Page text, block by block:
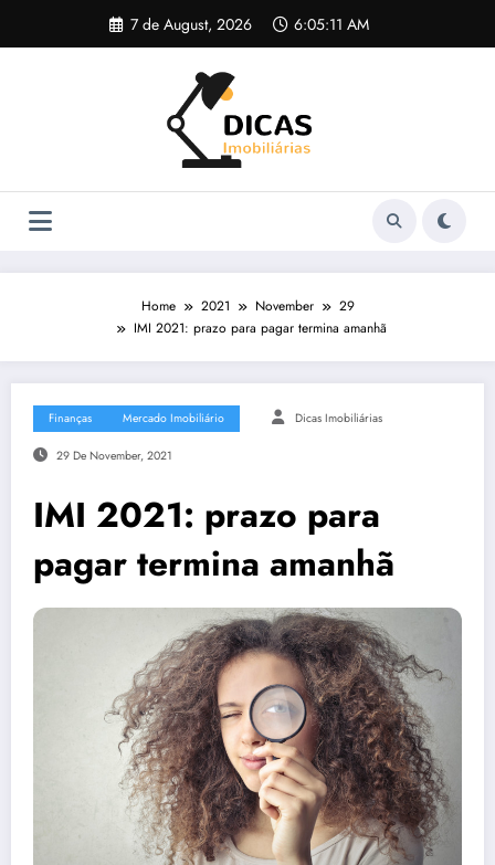
content
7 de August, 2026 6:05:12 AM
Home 2021 November
29
IMI 2021: prazo para pagar termina amanhã
Finanças Mercado Imobiliário Dicas Imobiliárias
29 De November, 2021
IMI 2021: prazo para
pagar termina amanhã